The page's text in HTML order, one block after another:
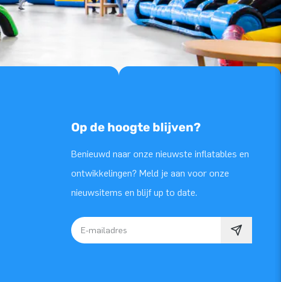
Op de hoogte blijven?
Benieuwd naar onze nieuwste inflatables en
ontwikkelingen? Meld je aan voor onze
nieuwsitems en blijf up to date.
E-mailadres